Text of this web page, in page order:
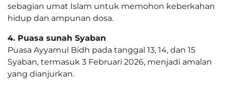
sebagian umat Islam untuk memohon keberkahan
hidup dan ampunan dosa.
4. Puasa sunah Syaban
Puasa Ayyamul Bidh pada tanggal 13, 14, dan 15
Syaban, termasuk 3 Februari 2026, menjadi amalan
yang dianjurkan.